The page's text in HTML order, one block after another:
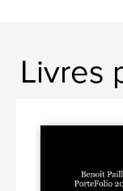
Livres